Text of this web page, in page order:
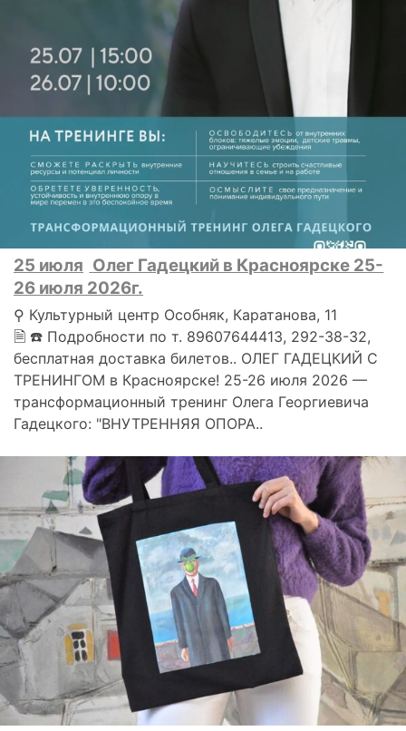
25 июля Олег Гадецкий в Красноярске 25-
26 июля 2026г.
⚲ Культурный центр Особняк, Каратанова, 11
🗎 ☎ Подробности по т. 89607644413, 292-38-32,
бесплатная доставка билетов.. ОЛЕГ ГАДЕЦКИЙ С
ТРЕНИНГОМ в Красноярске! 25-26 июля 2026 —
трансформационный тренинг Олега Георгиевича
Гадецкого: "ВНУТРЕННЯЯ ОПОРА..